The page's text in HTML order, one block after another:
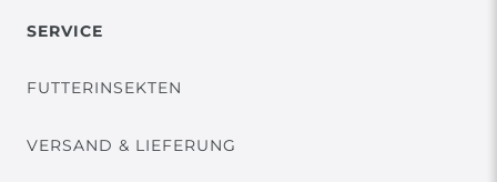
SERVICE
FUTTERINSEKTEN
VERSAND & LIEFERUNG